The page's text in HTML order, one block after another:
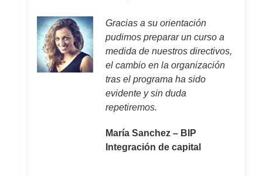
Gracias a su orientación
pudimos preparar un curso a
medida de nuestros directivos,
el cambio en la organización
tras el programa ha sido
evidente y sin duda
repetiremos.
María Sanchez – BIP
Integración de capital